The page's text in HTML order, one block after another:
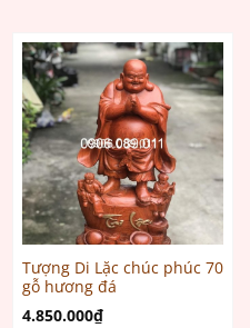
Tượng Di Lặc chúc phúc 70
gỗ hương đá
4.850.000₫